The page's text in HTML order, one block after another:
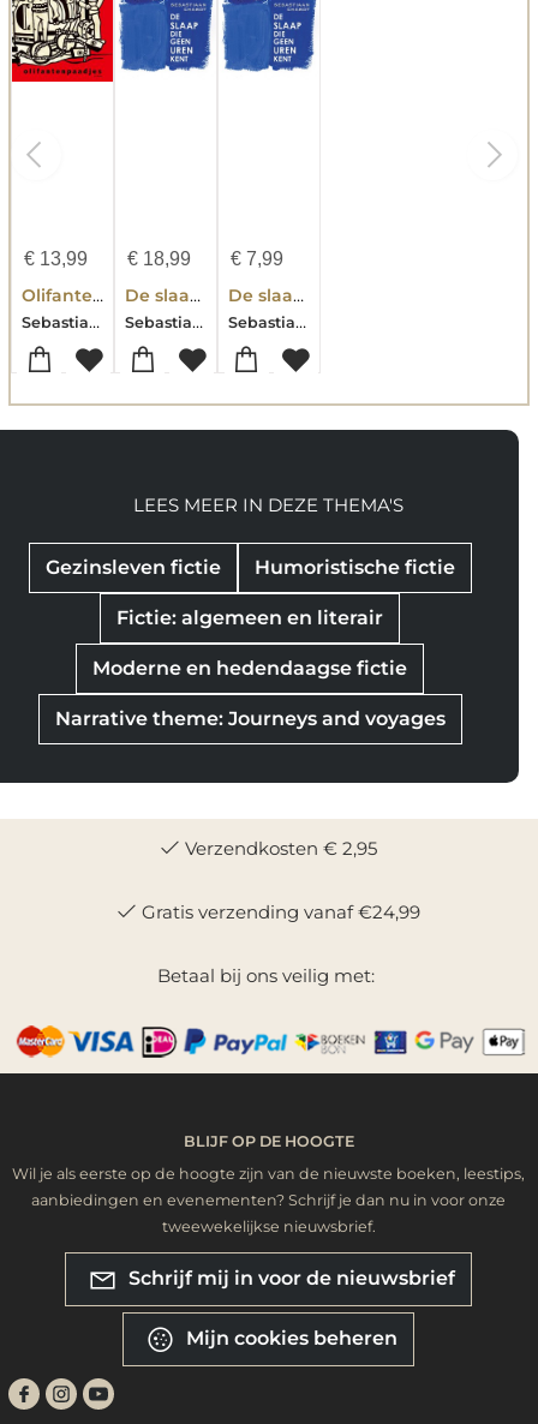
€13,99
Olifantenpaadjes
Sebastiaan Chabot
€18,99
De slaap die geen uren kent
Sebastiaan Chabot
€ 7,99
De slaap die geen uren kent
Sebastiaan Chabot
Gezinsleven fictie Humoristische fictie
Fictie: algemeen en literair
Moderne en hedendaagse fictie
Narrative theme: Journeys and voyages
LEES MEER IN DEZE THEMA'S
Verzendkosten € 2,95
Gratis verzending vanaf €24,99
Betaal bij ons veilig met:
BLIJF OP DE HOOGTE
Wil je als eerste op de hoogte zijn van de nieuwste boeken, leestips,
aanbiedingen en evenementen? Schrijf je dan nu in voor onze
tweewekelijkse nieuwsbrief.
Schrijf mij in voor de nieuwsbrief
Mijn cookies beheren